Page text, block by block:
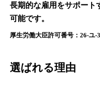
⻑期的な雇用をサポート
可能です。
厚生労働大臣許可番号：26-ユ-
選ばれる理由